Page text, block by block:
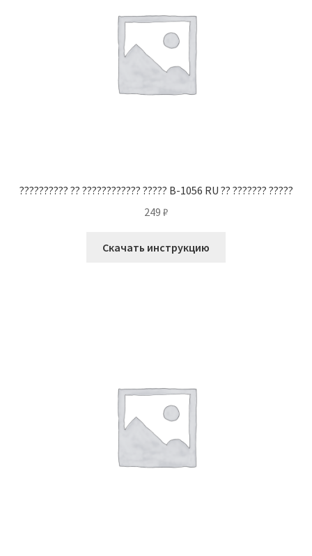
?????????? ?? ???????????? ????? B-1056 RU ?? ??????? ?????
249 ₽
Скачать инструкцию